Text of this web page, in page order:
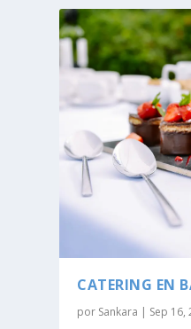
CATERING EN
por Sankara | Sep 16,